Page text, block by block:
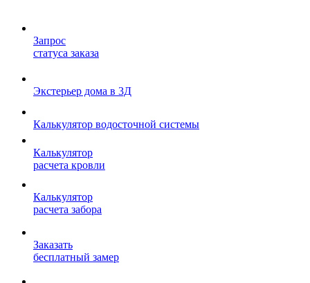
Запрос
статуса заказа
Экстерьер дома в 3Д
Калькулятор водосточной системы
Калькулятор
расчета кровли
Калькулятор
расчета забора
Заказать
бесплатный замер